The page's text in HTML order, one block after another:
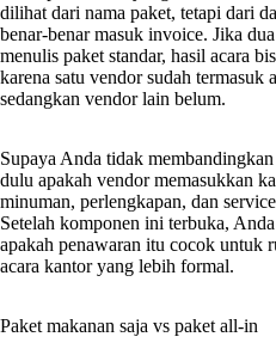
dilihat dari nama paket, tetapi dari
benar-benar masuk invoice. Jika
menulis paket standar, hasil acara
karena satu vendor sudah termasuk
sedangkan vendor lain belum.
Supaya Anda tidak
dulu apakah vendor memasukkan
minuman, perlengkapan, dan
Setelah komponen ini terbuka,
apakah penawaran itu cocok untuk
acara kantor yang lebih formal.
Paket makanan saja vs paket all-in